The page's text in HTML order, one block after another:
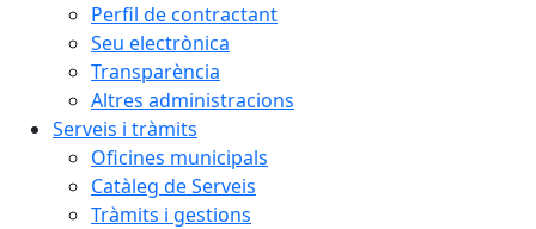
Perfil de contractant
Seu electrònica
Transparència
Altres administracions
Serveis i tràmits
Oficines municipals
Catàleg de Serveis
Tràmits i gestions